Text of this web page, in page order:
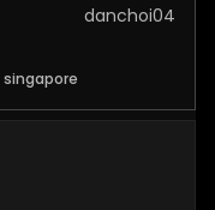
danchoi04
singapore